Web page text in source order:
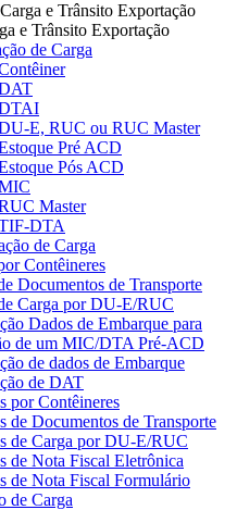
e Trânsito Exportação
e Trânsito Exportação
de Carga
E, RUC ou RUC Master
Pré ACD
Pós ACD
Master
DTA
de Carga
Contêineres
Documentos de Transporte
Carga por DU-E/RUC
Dados de Embarque para
de um MIC/DTA Pré-ACD
de dados de Embarque
de DAT
por Contêineres
de Documentos de Transporte
de Carga por DU-E/RUC
de Nota Fiscal Eletrônica
de Nota Fiscal Formulário
de Carga